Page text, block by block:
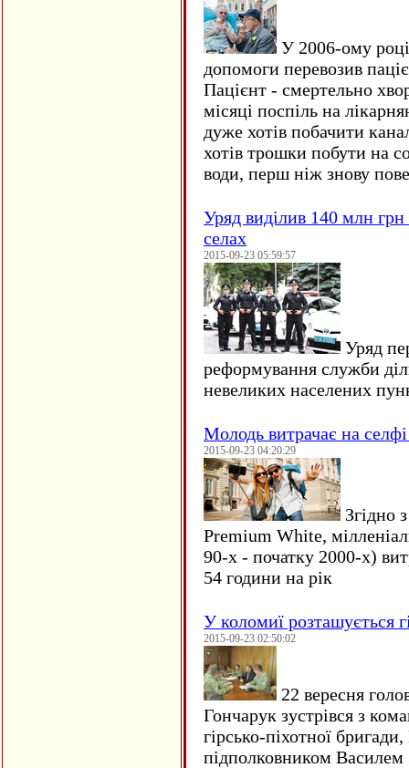
У 2006-ому
допомоги перевозив
Пацієнт - смертельно
місяці поспіль на
дуже хотів побачити
хотів трошки побути на
води, перш ніж знову
Уряд виділив 140 млн
селах
2015-09-23 05:59:57
Уряд
реформування служби
невеликих населених
Молодь витрачає на
2015-09-23 04:20:29
Згідно
Premium White,
90-х - початку 2000-х)
54 години на рік
У коломиї розташується
2015-09-23 02:50:02
22 вересня
Гончарук зустрівся з
гірсько-піхотної
підполковником